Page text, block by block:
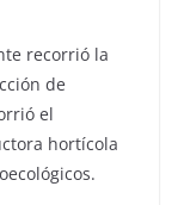
recorrió la
de
el
hortícola